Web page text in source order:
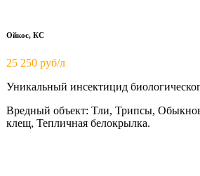
Ойкос, КС
25 250 руб/л
Уникальный инсектицид
Вредный объект: Тли, Трипсы,
клещ, Тепличная белокрылка.